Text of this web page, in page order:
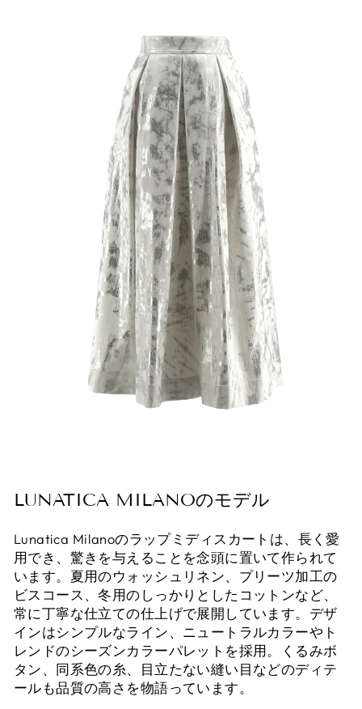
LUNATICA MILANOのモデル
Lunatica Milanoのラップミディスカートは、長く愛
用でき、驚きを与えることを念頭に置いて作られて
います。夏用のウォッシュリネン、プリーツ加工の
ビスコース、冬用のしっかりとしたコットンなど、
常に丁寧な仕立ての仕上げで展開しています。デザ
インはシンプルなライン、ニュートラルカラーやト
レンドのシーズンカラーパレットを採用。くるみボ
タン、同系色の糸、目立たない縫い目などのディテ
ールも品質の高さを物語っています。